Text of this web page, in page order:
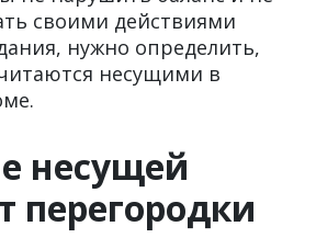
своими действиями
нужно определить,
несущими в
несущей
перегородки